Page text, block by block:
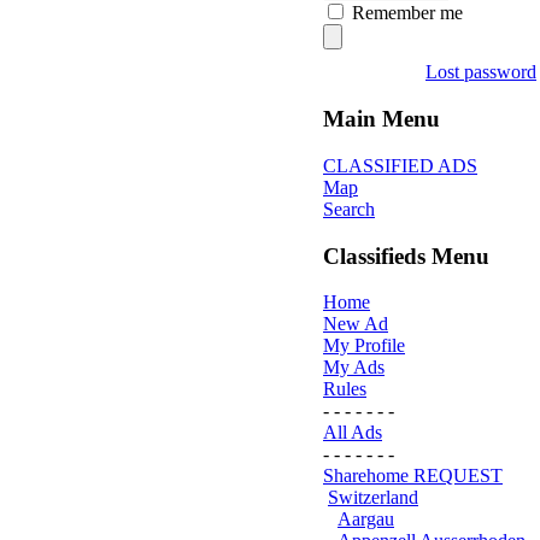
Remember me
Lost password
Main Menu
CLASSIFIED ADS
Map
Search
Classifieds Menu
Home
New Ad
My Profile
My Ads
Rules
- - - - - - -
All Ads
- - - - - - -
Sharehome REQUEST
Switzerland
Aargau